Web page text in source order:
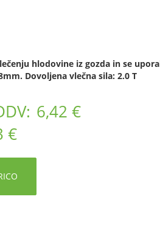
hlodovine iz gozda in se
Dovoljena vlečna sila: 2.0 T
6,42 €
€